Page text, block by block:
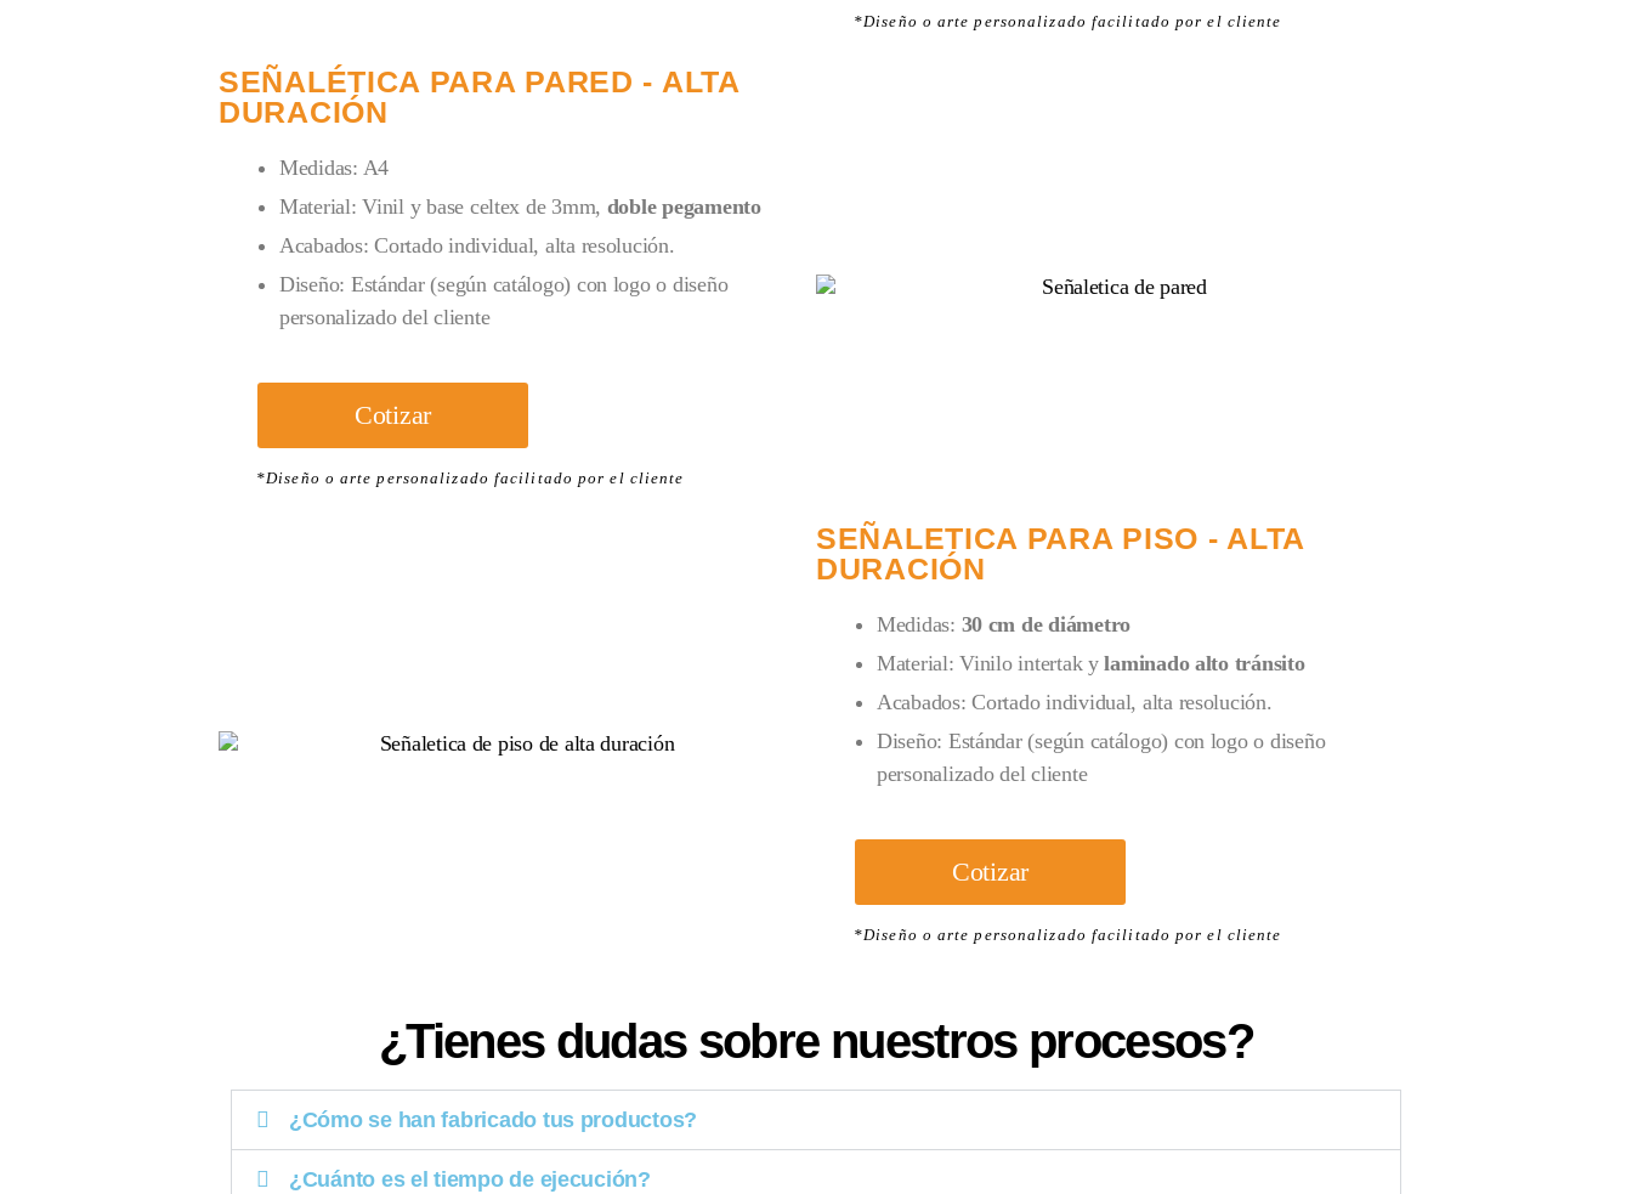
*Diseño o arte personalizado facilitado por el cliente
SEÑALÉTICA PARA PARED - ALTA
DURACIÓN
Medidas: A4
Material: Vinil y base celtex de 3mm, doble pegamento
Acabados: Cortado individual, alta resolución.
Diseño: Estándar (según catálogo) con logo o diseño
personalizado del cliente
Cotizar
*Diseño o arte personalizado facilitado por el cliente
SEÑALETICA PARA PISO - ALTA
DURACIÓN
Medidas: 30 cm de diámetro
Material: Vinilo intertak ylaminado alto tránsito
Acabados: Cortado individual, alta resolución.
Diseño: Estándar (según catálogo) con logo o diseño
personalizado del cliente
Cotizar
*Diseño o arte personalizado facilitado por el cliente
¿Tienes dudas sobre nuestros procesos?
¿Cómo se han fabricado tus productos?
¿Cuánto es el tiempo de ejecución?